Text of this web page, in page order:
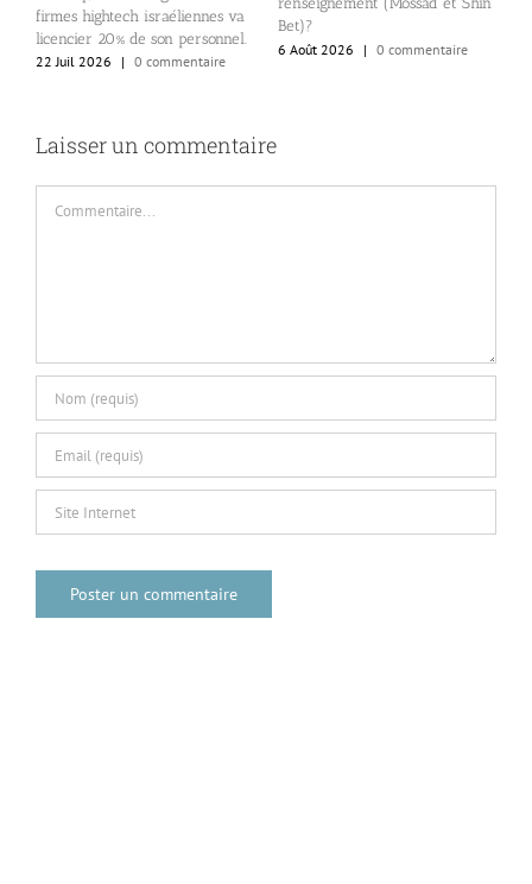
firmes hightech israéliennes va
licencier 20% de son personnel.
22 Juil 2026
| 0 commentaire
Bet)?
6 Août 2026
| 0 commentaire
Laisser un commentaire